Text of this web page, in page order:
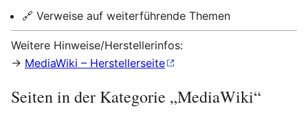
🔗 Verweise auf weiterführende Themen
Weitere Hinweise/Herstellerinfos:
→ MediaWiki – Herstellerseite
Seiten in der Kategorie „MediaWiki“